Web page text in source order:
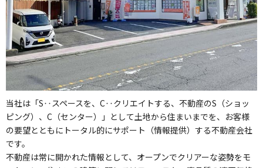
当社は「S‥スペースを、C‥クリエイトする、不動産のS（ショッ
ピング）、C（センター）」として土地から住まいまでを、お客様
の要望とともにトータル的にサポート（情報提供）する不動産会社
です。
不動産は常に開かれた情報として、オープンでクリアーな姿勢をモ